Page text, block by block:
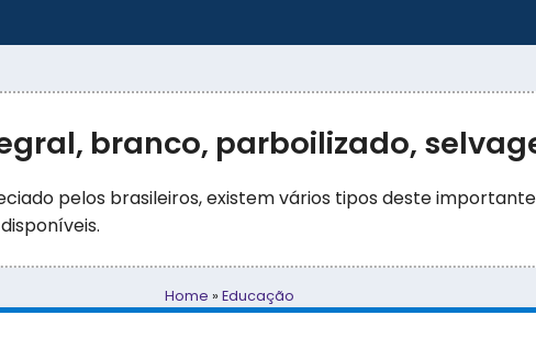
branco, parboilizado,
pelos brasileiros, existem vários tipos deste
Home » Educação